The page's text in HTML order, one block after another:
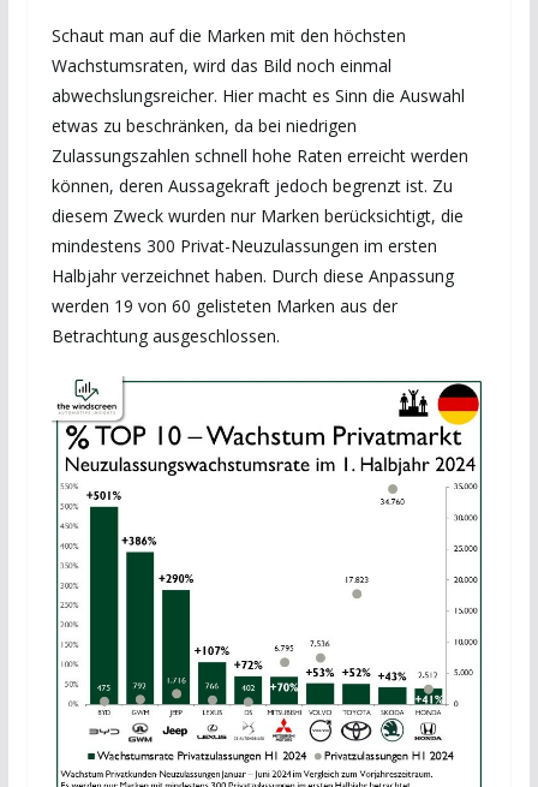
Schaut man auf die Marken mit den höchsten
Wachstumsraten, wird das Bild noch einmal
abwechslungsreicher. Hier macht es Sinn die Auswahl
etwas zu beschränken, da bei niedrigen
Zulassungszahlen schnell hohe Raten erreicht werden
können, deren Aussagekraft jedoch begrenzt ist. Zu
diesem Zweck wurden nur Marken berücksichtigt, die
mindestens 300 Privat-Neuzulassungen im ersten
Halbjahr verzeichnet haben. Durch diese Anpassung
werden 19 von 60 gelisteten Marken aus der
Betrachtung ausgeschlossen.